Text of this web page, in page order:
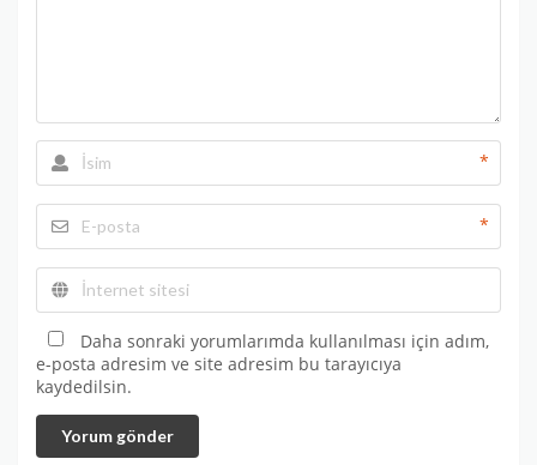
*
*
Daha sonraki yorumlarımda kullanılması için adım,
e-posta adresim ve site adresim bu tarayıcıya
kaydedilsin.
Yorum gönder